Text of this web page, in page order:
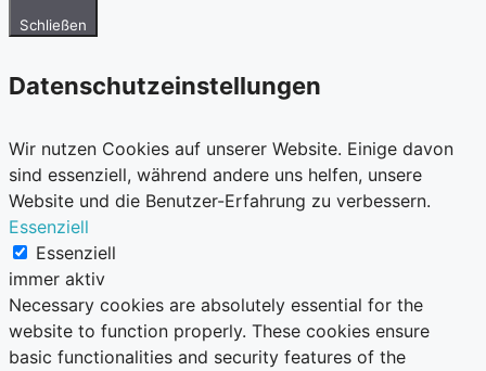
Schließen
Datenschutzeinstellungen
Wir nutzen Cookies auf unserer Website. Einige davon
sind essenziell, während andere uns helfen, unsere
Website und die Benutzer-Erfahrung zu verbessern.
Essenziell
Essenziell
immer aktiv
Necessary cookies are absolutely essential for the
website to function properly. These cookies ensure
basic functionalities and security features of the